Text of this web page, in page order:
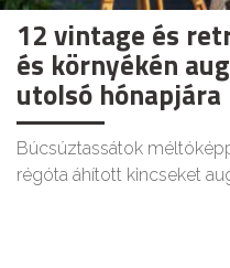
12 vintage és
és környékén
utolsó hónapjára
Búcsúztassátok
régóta áhított kincseket